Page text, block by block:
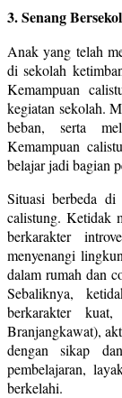
3. Senang
Anak yang telah
di sekolah
Kemampuan
kegiatan sekolah.
beban, serta
Kemampuan
belajar jadi bagian
Situasi berbeda di
calistung. Ketidak
berkarakter
menyenangi
dalam rumah dan
Sebaliknya,
berkarakter
Branjangkawat),
dengan sikap
pembelajaran,
berkelahi.